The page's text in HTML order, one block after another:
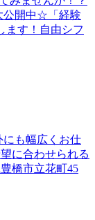
公開中☆「経験
ます！自由シフ
も幅広くお仕
に合わせられる
橋市立花町45